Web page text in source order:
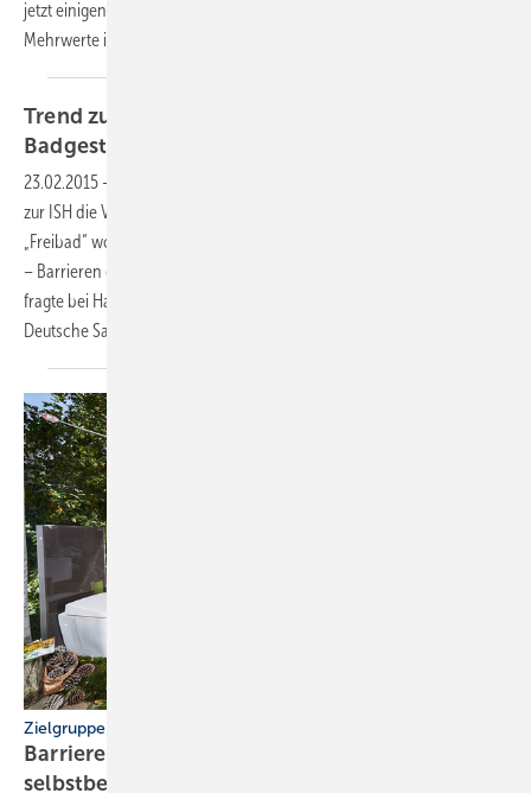
jetzt einigen Upgrades unterzogen, Bewährtes erhalten und dabei
Mehrwerte in Funktion und Montage
Trend zur lebensphasengerechten
Badgestaltung
23.02.2015 -
zur ISH die VDS-Aktion „Pop up my Bathroom“. Kampagnen wie
„Freibad“ wollen ermutigen, Grenzen zu hinterfragen und einzureißen
– Barrieren genauso wie scheinbar feste Nutzungskonzepte. Die SBZ
fragte bei Hartmut Dalheimer, dem Vorsitzenden der Vereinigung
Deutsche Sanitärwirtschaft, nach.
Zielgruppe Best Ager
Barrierefrei und systemunterstützt
selbstbestimmt